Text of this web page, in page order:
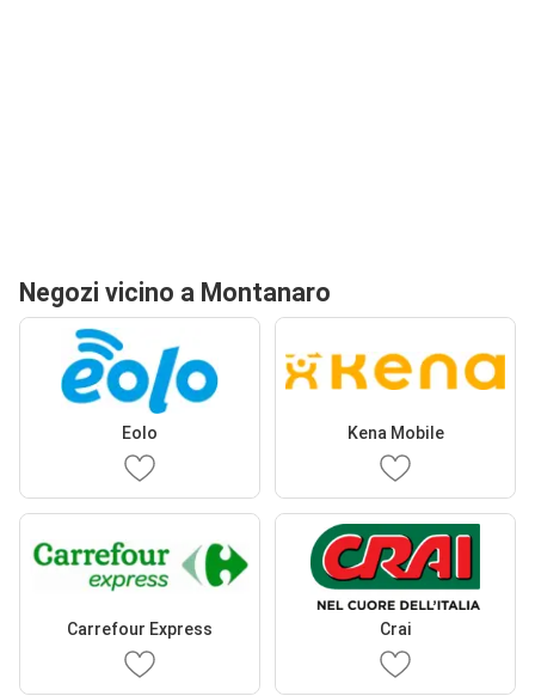
Negozi vicino a Montanaro
Eolo Kena Mobile
Carrefour Express Crai